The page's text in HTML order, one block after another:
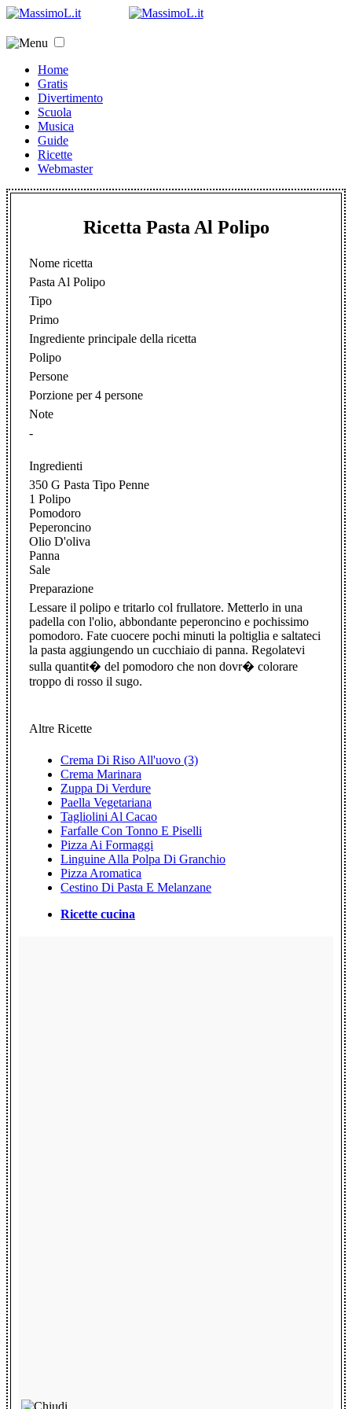
Home
Gratis
Divertimento
Scuola
Musica
Guide
Ricette
Webmaster
Ricetta Pasta Al Polipo
Nome ricetta
Pasta Al Polipo
Tipo
Primo
Ingrediente principale della ricetta
Polipo
Persone
Porzione per 4 persone
Note
-
Ingredienti
350 G Pasta Tipo Penne
1 Polipo
Pomodoro
Peperoncino
Olio D'oliva
Panna
Sale
Preparazione
Lessare il polipo e tritarlo col frullatore. Metterlo in una
padella con l'olio, abbondante peperoncino e pochissimo
pomodoro. Fate cuocere pochi minuti la poltiglia e saltateci
la pasta aggiungendo un cucchiaio di panna. Regolatevi
sulla quantit� del pomodoro che non dovr� colorare
troppo di rosso il sugo.
Altre Ricette
Crema Di Riso All'uovo (3)
Crema Marinara
Zuppa Di Verdure
Paella Vegetariana
Tagliolini Al Cacao
Farfalle Con Tonno E Piselli
Pizza Ai Formaggi
Linguine Alla Polpa Di Granchio
Pizza Aromatica
Cestino Di Pasta E Melanzane
Ricette cucina